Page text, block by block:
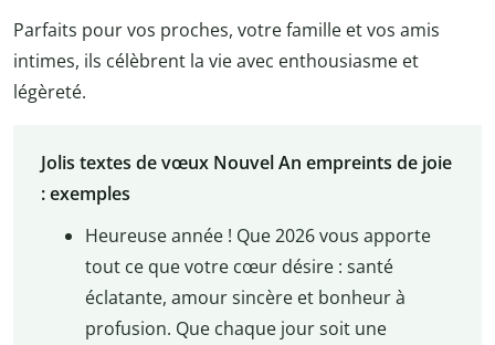
Parfaits pour vos proches, votre famille et vos amis
intimes, ils célèbrent la vie avec enthousiasme et
légèreté.
Jolis textes de vœux Nouvel An empreints de joie
: exemples
Heureuse année ! Que 2026 vous apporte
tout ce que votre cœur désire : santé
éclatante, amour sincère et bonheur à
profusion. Que chaque jour soit une